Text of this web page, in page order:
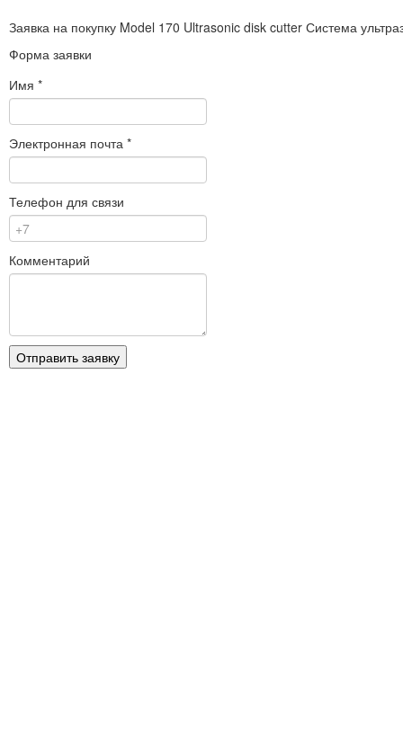
Заявка на покупку Model 170 Ultrasonic disk cutter Система
Форма заявки
Имя *
Электронная почта *
Телефон для связи
Комментарий
Отправить заявку